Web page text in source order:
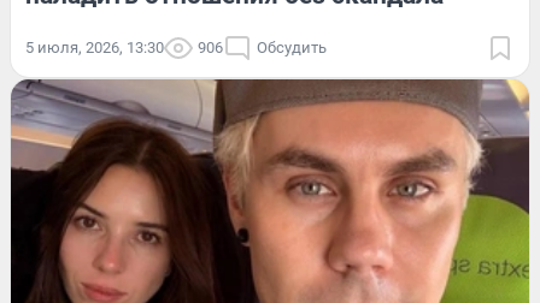
5 июля, 2026, 13:30 906 Обсудить